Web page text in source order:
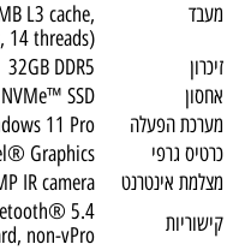
מעבד
L3 cache,
14 threads)
זיכרון
32GB DDR5
אחסון
SSD
מערכת הפעלה
11 Pro
כרטיס גרפי
Graphics
מצלמת אינטרנט
IR camera
קישוריות
5.4
non-vPro